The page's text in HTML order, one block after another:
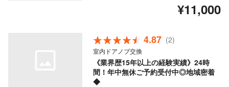
¥11,000
4.87 (2)
室内ドアノブ交換
《業界歴15年以上の経験実績》24時
間！年中無休ご予約受付中◎地域密着
◆